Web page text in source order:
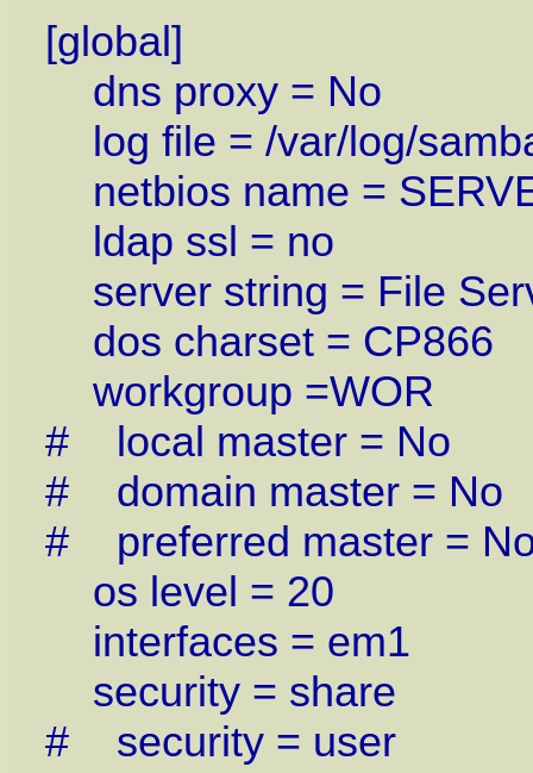
[global]
dns proxy = No
log file = /var/log/
netbios name =
ldap ssl = no
server string = File
dos charset = CP866
workgroup =WOR
# local master = No
# domain master = No
# preferred master =
os level = 20
interfaces = em1
security = share
# security = user